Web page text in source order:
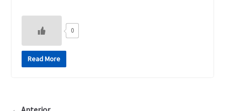
0
Read More